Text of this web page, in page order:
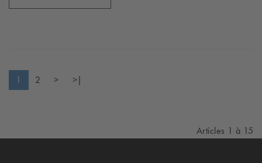
1 2 > >|
Articles 1 à 15